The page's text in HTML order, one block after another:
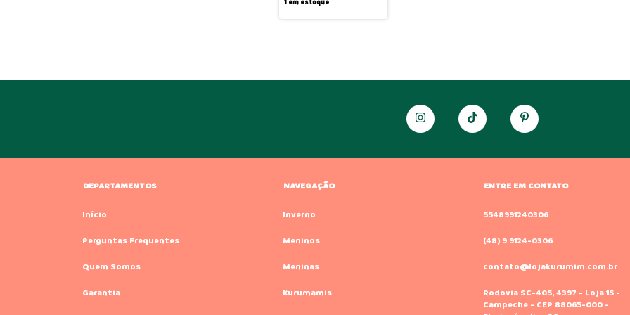
1em estoque
DEPARTAMENTOS
Início
Perguntas Frequentes
Quem Somos
Garantia
NAVEGAÇÃO
Inverno
Meninos
Meninas
Kurumamis
ENTRE EM CONTATO
5548991240306
(48) 9 9124-0306
contato@lojakurumim.com.br
Rodovia SC-405, 4397 - Loja 15 -
Campeche - CEP 88065-000 -